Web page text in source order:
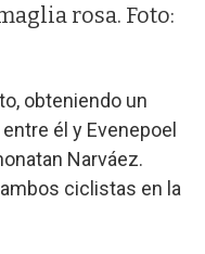
rosa. Foto:
obteniendo un
él y Evenepoel
Narváez.
ciclistas en la